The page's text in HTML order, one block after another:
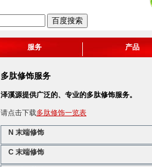
服务 产品
多肽修饰服务
泽溪源提供广泛的、专业的多肽修饰服务。
请点击下载多肽修饰一览表
N 末端修饰
C 末端修饰